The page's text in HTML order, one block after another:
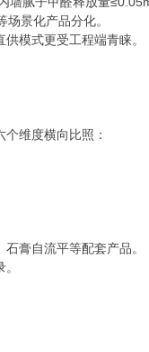
场景化产品分化。
模式更受工程端青睐。
维度横向比照：
膏自流平等配套产品。